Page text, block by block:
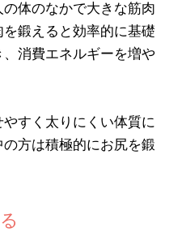
体のなかで大きな筋肉
鍛えると効率的に基礎
消費エネルギーを増や
すく太りにくい体質に
方は積極的にお尻を鍛